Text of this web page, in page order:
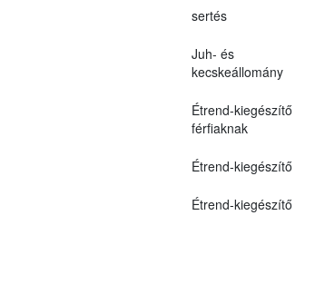
sertés
Juh- és
kecskeállomány
Étrend-kiegészítő
férfiaknak
Étrend-kiegészítő
Étrend-kiegészítő